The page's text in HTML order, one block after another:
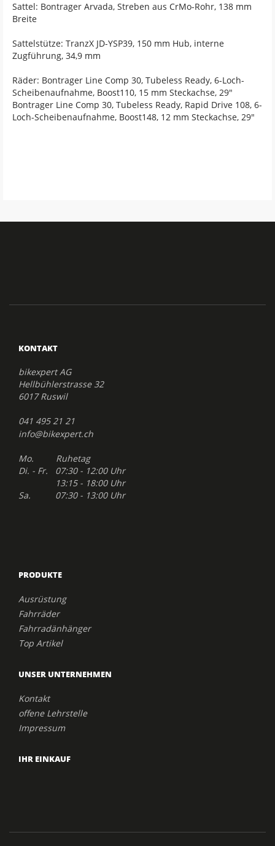
Sattel: Bontrager Arvada, Streben aus CrMo-Rohr, 138 mm
Breite
Sattelstütze: TranzX JD-YSP39, 150 mm Hub, interne
Zugführung, 34,9 mm
Räder: Bontrager Line Comp 30, Tubeless Ready, 6-Loch-
Scheibenaufnahme, Boost110, 15 mm Steckachse, 29"
Bontrager Line Comp 30, Tubeless Ready, Rapid Drive 108, 6-
Loch-Scheibenaufnahme, Boost148, 12 mm Steckachse, 29"
KONTAKT
bikexpert AG
Hellbühlerstrasse 32
6017 Ruswil
041 495 21 21
info@bikexpert.ch
Mo. Ruhetag
Di. - Fr. 07:30 - 12:00 Uhr
13:15 - 18:00 Uhr
Sa. 07:30 - 13:00 Uhr
PRODUKTE
Ausrüstung
Fahrräder
Fahrradänhänger
Top Artikel
UNSER UNTERNEHMEN
Kontakt
offene Lehrstelle
Impressum
IHR EINKAUF